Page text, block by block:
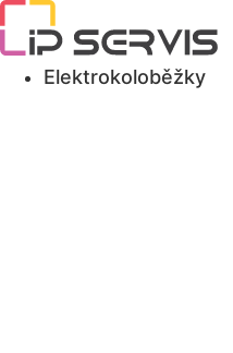
k obsahu
Elektrokoloběžky